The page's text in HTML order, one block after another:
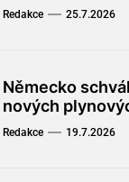
Redakce 25.7.2026
Německo
nových
Redakce 19.7.2026